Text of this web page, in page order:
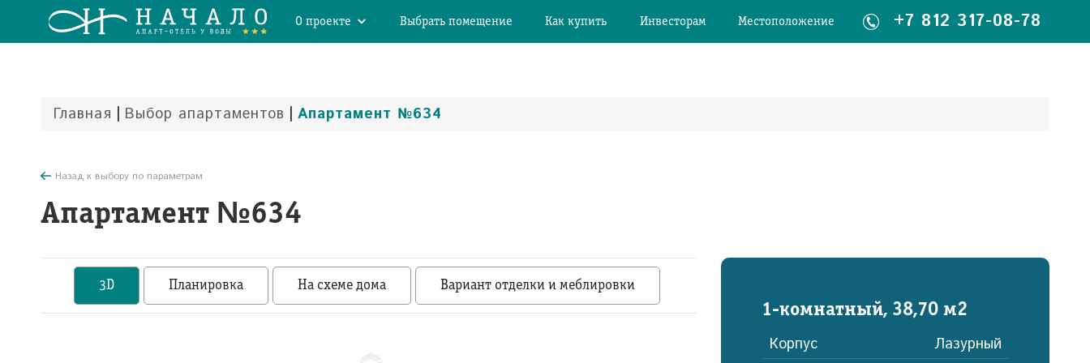
О проекте Выбрать помещение Как купить Инвесторам Местоположение +7 812 317-08-78
Главная | Выбор апартаментов | Апартамент №634
Назад к выбору по параметрам
Апартамент №634
3D Планировка На схеме дома Вариант отделки и меблировки
1-комнатный, 38,70 м2
Корпус
Лазурный